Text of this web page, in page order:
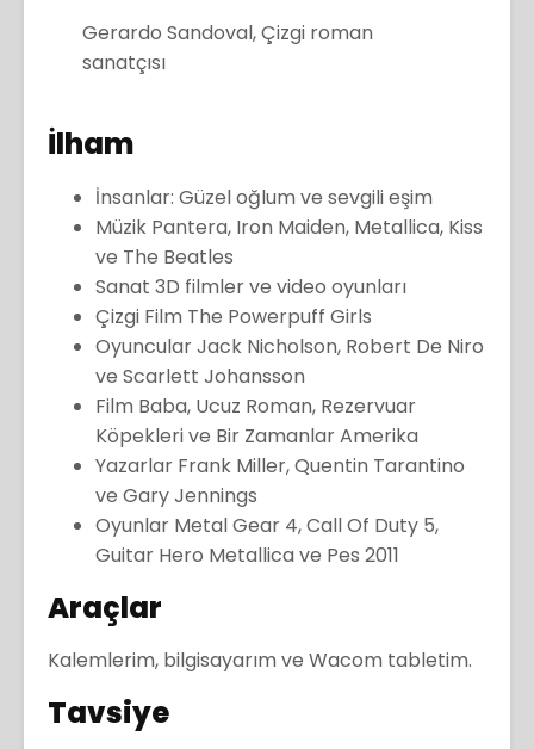
Gerardo Sandoval, Çizgi roman
sanatçısı
İlham
İnsanlar: Güzel oğlum ve sevgili eşim
Müzik Pantera, Iron Maiden, Metallica, Kiss
ve The Beatles
Sanat 3D filmler ve video oyunları
Çizgi Film The Powerpuff Girls
Oyuncular Jack Nicholson, Robert De Niro
ve Scarlett Johansson
Film Baba, Ucuz Roman, Rezervuar
Köpekleri ve Bir Zamanlar Amerika
Yazarlar Frank Miller, Quentin Tarantino
ve Gary Jennings
Oyunlar Metal Gear 4, Call Of Duty 5,
Guitar Hero Metallica ve Pes 2011
Araçlar
Kalemlerim, bilgisayarım ve Wacom tabletim.
Tavsiye